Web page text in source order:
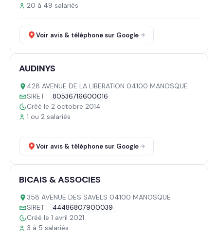
20 à 49 salariés
Voir avis & téléphone sur Google
AUDINYS
428 AVENUE DE LA LIBERATION 04100 MANOSQUE
SIRET :
80536716600016
Créé le 2 octobre 2014
1 ou 2 salariés
Voir avis & téléphone sur Google
BICAIS & ASSOCIES
358 AVENUE DES SAVELS 04100 MANOSQUE
SIRET :
44486807900039
Créé le 1 avril 2021
3 à 5 salariés